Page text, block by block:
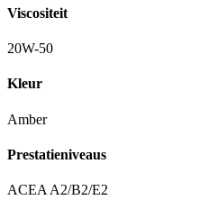
Viscositeit
20W-50
Kleur
Amber
Prestatieniveaus
ACEA A2/B2/E2